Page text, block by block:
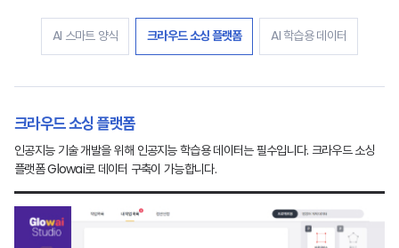
AI 스마트 양식 크라우드 소싱 플랫폼 AI 학습용 데이터
크라우드 소싱 플랫폼
인공지능 기술 개발을 위해 인공지능 학습용 데이터는 필수입니다. 크라우드 소싱
플랫폼 Glowai로 데이터 구축이 가능합니다.